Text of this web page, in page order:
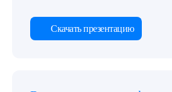
Скачать презентацию